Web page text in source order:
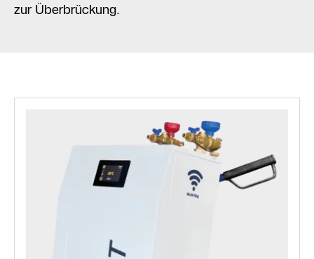
zur Überbrückung.